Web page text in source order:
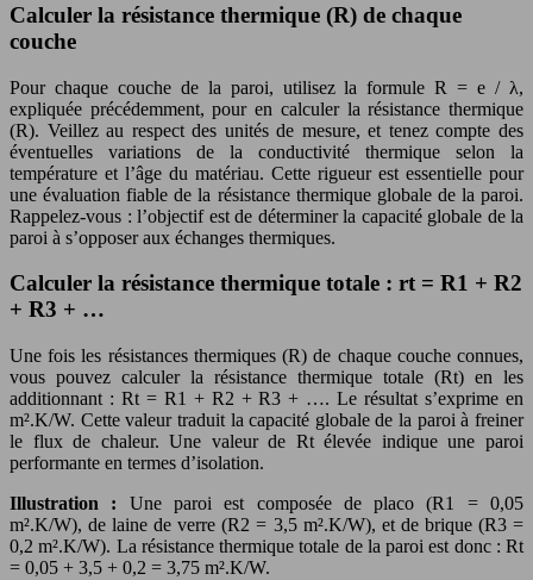
Calculer la résistance thermique (R) de chaque
couche
Pour chaque couche de la paroi, utilisez la formule R = e / λ,
expliquée précédemment, pour en calculer la résistance thermique
(R). Veillez au respect des unités de mesure, et tenez compte des
éventuelles variations de la conductivité thermique selon la
température et l’âge du matériau. Cette rigueur est essentielle pour
une évaluation fiable de la résistance thermique globale de la paroi.
Rappelez-vous : l’objectif est de déterminer la capacité globale de la
paroi à s’opposer aux échanges thermiques.
Calculer la résistance thermique totale : rt = R1 + R2
+ R3 + …
Une fois les résistances thermiques (R) de chaque couche connues,
vous pouvez calculer la résistance thermique totale (Rt) en les
additionnant : Rt = R1 + R2 + R3 + …. Le résultat s’exprime en
m².K/W. Cette valeur traduit la capacité globale de la paroi à freiner
le flux de chaleur. Une valeur de Rt élevée indique une paroi
performante en termes d’isolation.
Illustration : Une paroi est composée de placo (R1 = 0,05
m².K/W), de laine de verre (R2 = 3,5 m².K/W), et de brique (R3 =
0,2 m².K/W). La résistance thermique totale de la paroi est donc : Rt
= 0,05 + 3,5 + 0,2 = 3,75 m².K/W.